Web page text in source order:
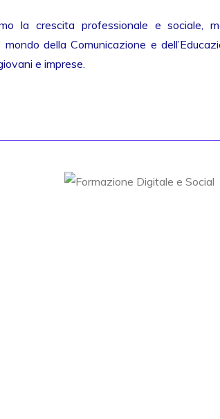
la crescita professionale e sociale,
della Comunicazione e
e imprese.